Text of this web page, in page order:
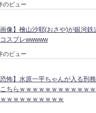
のビュー
像】檜山沙耶(おさや)が銀河鉄
スプレwwwww
のビュー
怖】水原一平ちゃんが入る刑
ちらｗｗｗｗｗｗｗｗｗｗｗ
ｗｗｗｗｗｗｗｗｗ